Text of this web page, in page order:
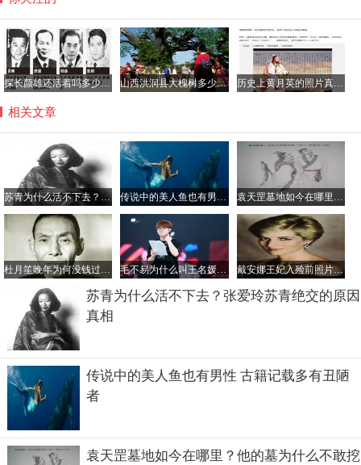
探长颜雄还活着吗多少岁了，颜雄当过吕乐的上级吗？ 山西洪洞县大槐树多少岁了？到大槐树后怎么查找家谱 历史上黄月英的照片真的很丑吗，黄月英那年出生的？
相关文章
苏青为什么活不下去？张爱玲苏青绝交的原因真相
戴安娜王妃入殓前照片，车祸非常惨烈王妃都被毁容了
苏青为什么活不下去？张爱玲苏青绝交的原因
真相
传说中的美人鱼也有男性 古籍记载多有丑陋
者
袁天罡墓地如今在哪里？他的墓为什么不敢挖